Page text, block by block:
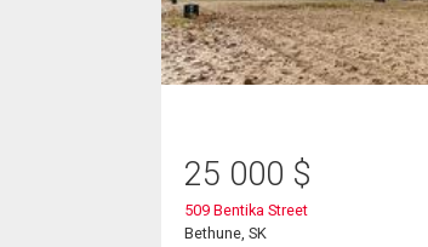
25 000 $
509 Bentika Street
Bethune, SK